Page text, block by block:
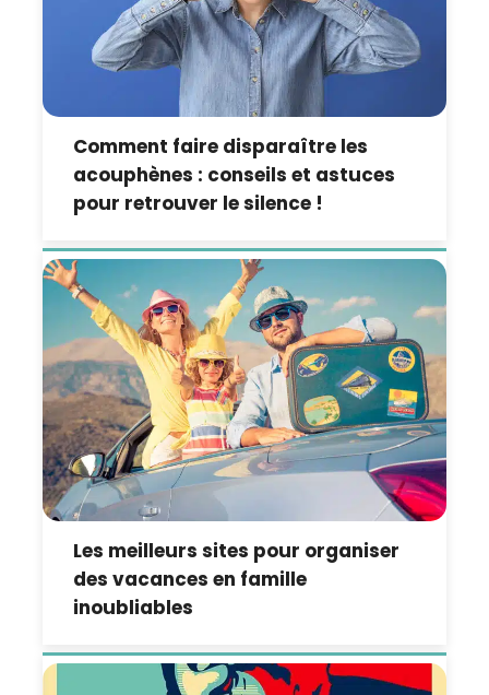
Comment faire disparaître les
acouphènes : conseils et astuces
pour retrouver le silence !
Les meilleurs sites pour organiser
des vacances en famille
inoubliables